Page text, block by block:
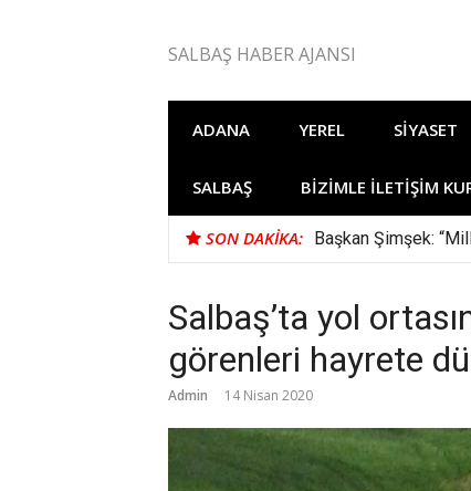
SALBAŞ HABER AJANSI
ADANA YEREL SIYASET
SALBAŞ BIZIMLE İLETIŞIM
SON DAKIKA: Başkan Şimşek:
Salbaş’ta yol
görenleri hayrete
Admin 14 Nisan 2020